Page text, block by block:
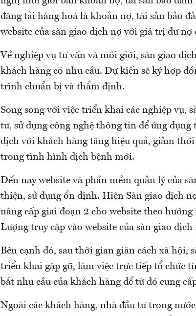
đăng tải hàng hoá là khoản nợ, tài sản bảo
website của sàn giao dịch nợ với giá trị dư nợ
Về nghiệp vụ tư vấn và môi giới, sàn giao
khách hàng có nhu cầu. Dự kiến sẽ ký hợp
trình chuẩn bị và thẩm định.
Song song với việc triển khai các nghiệp vụ,
tư, sử dụng công nghệ thông tin để ứng
dịch với khách hàng tăng hiệu quả, giảm
trong tình hình dịch bệnh mới.
Đến nay website và phần mềm quản lý của
thiện, sử dụng ổn định. Hiện Sàn giao dịch
nâng cấp giai đoạn 2 cho website theo
Lượng truy cập vào website của sàn giao
Bên cạnh đó, sau thời gian giãn cách xã hội,
triển khai gặp gỡ, làm việc trực tiếp tổ chức
bắt nhu cầu của khách hàng để từ đó cung
Ngoài các khách hàng, nhà đầu tư trong